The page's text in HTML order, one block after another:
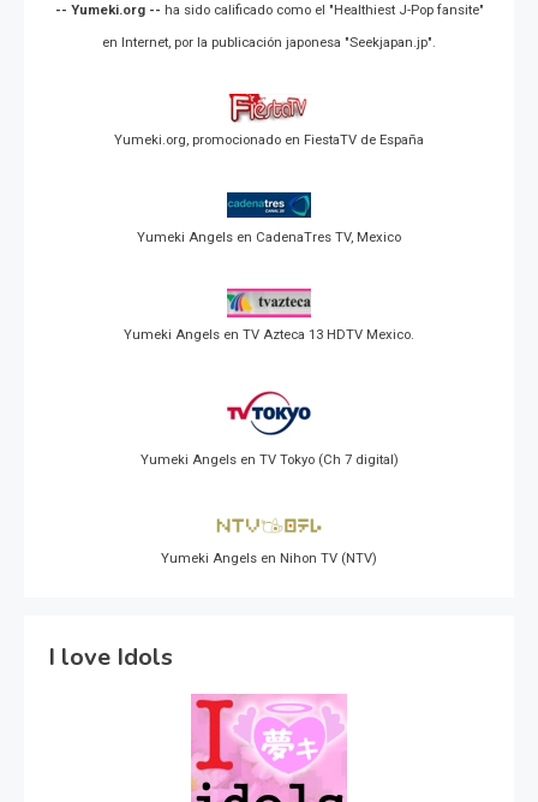
-- Yumeki.org -- ha sido calificado como el "Healthiest J-Pop fansite"
en Internet, por la publicación japonesa "Seekjapan.jp".
Yumeki.org, promocionado en FiestaTV de España
Yumeki Angels en CadenaTres TV, Mexico
Yumeki Angels en TV Azteca 13 HDTV Mexico.
Yumeki Angels en TV Tokyo (Ch 7 digital)
Yumeki Angels en Nihon TV (NTV)
I love Idols